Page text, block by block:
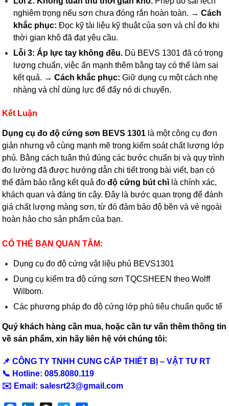
nghiêm trọng nếu sơn chưa đóng rắn hoàn toàn. →Cách
khắc phục: Đọc kỹ tài liệu kỹ thuật của sơn và chỉ đo khi
thời gian khô đã đạt yêu cầu.
Lỗi 3: Áp lực tay không đều. Dù BEVS 1301 đã có trọng
lượng chuẩn, việc ấn mạnh thêm bằng tay có thể làm sai
kết quả. →Cách khắc phục: Giữ dụng cụ một cách nhẹ
nhàng và chỉ dùng lực để đẩy nó di chuyển.
Kết Luận
Dụng cụ đo độ cứng sơn BEVS 1301 là một công cụ đơn
giản nhưng vô cùng mạnh mẽ trong kiểm soát chất lượng lớp
phủ. Bằng cách tuân thủ đúng các bước chuẩn bị và quy trình
đo lường đã được hướng dẫn chi tiết trong bài viết, bạn có
thể đảm bảo rằng kết quả đođộ cứng bút chì là chính xác,
khách quan và đáng tin cậy. Đây là bước quan trọng để đánh
giá chất lượng màng sơn, từ đó đảm bảo độ bền và vẻ ngoài
hoàn hảo cho sản phẩm của bạn.
CÓ THỂ BẠN QUAN TÂM:
Dụng cụ đo độ cứng vật liệu phủ BEVS1301
Dụng cụ kiểm tra độ cứng sơn TQCSHEEN theo Wolff
Wilborn.
Các phương pháp đo độ cứng lớp phủ tiêu chuẩn quốc tế
Quý khách hàng cần mua, hoặc cần tư vấn thêm thông tin
về sản phẩm, xin hãy liên hệ với chúng tôi:
📌 CÔNG TY TNHH CUNG CẤP THIẾT BỊ – VẬT TƯ RT
📞 Hotline: 085.8080.119
✉️ Email:salesrt23@gmail.com